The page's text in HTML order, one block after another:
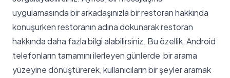
uygulamasında bir arkadaşınızla bir restoran hakkında
konuşurken restoranın adına dokunarak restoran
hakkında daha fazla bilgi alabilirsiniz. Bu özellik, Android
telefonların tamamını ilerleyen günlerde bir arama
yüzeyine dönüştürerek, kullanıcıların bir şeyler aramak